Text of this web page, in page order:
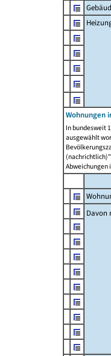
Wohnungen
In bundesweit
ausgewählt
Abweichungen
Davon